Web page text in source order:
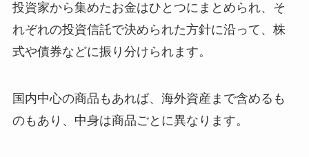
投資家から集めたお金はひとつにまとめられ、そ
れぞれの投資信託で決められた方針に沿って、株
式や債券などに振り分けられます。
国内中心の商品もあれば、海外資産まで含めるも
のもあり、中身は商品ごとに異なります。